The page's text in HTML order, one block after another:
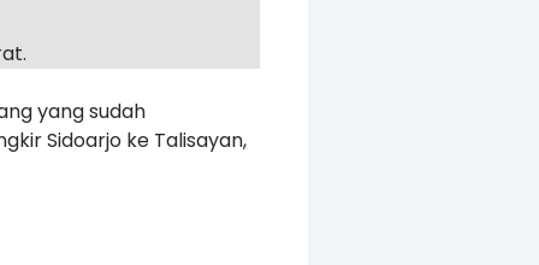
yang sudah
Sidoarjo ke Talisayan,